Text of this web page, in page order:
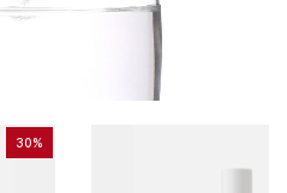
30%